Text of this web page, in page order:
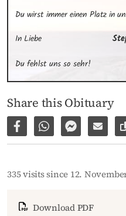
Du wirst immer einen Platz in
In Liebe
Du fehlst uns so sehr!
Share this Obituary
Share on Facebook
Share viaShare viaShare
335 visits since 12.
Download PDF